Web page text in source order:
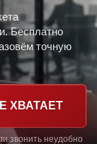
Бесплатно
точную
ХВАТАЕТ
звонить неудобно